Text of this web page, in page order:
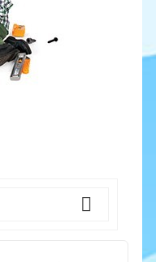
